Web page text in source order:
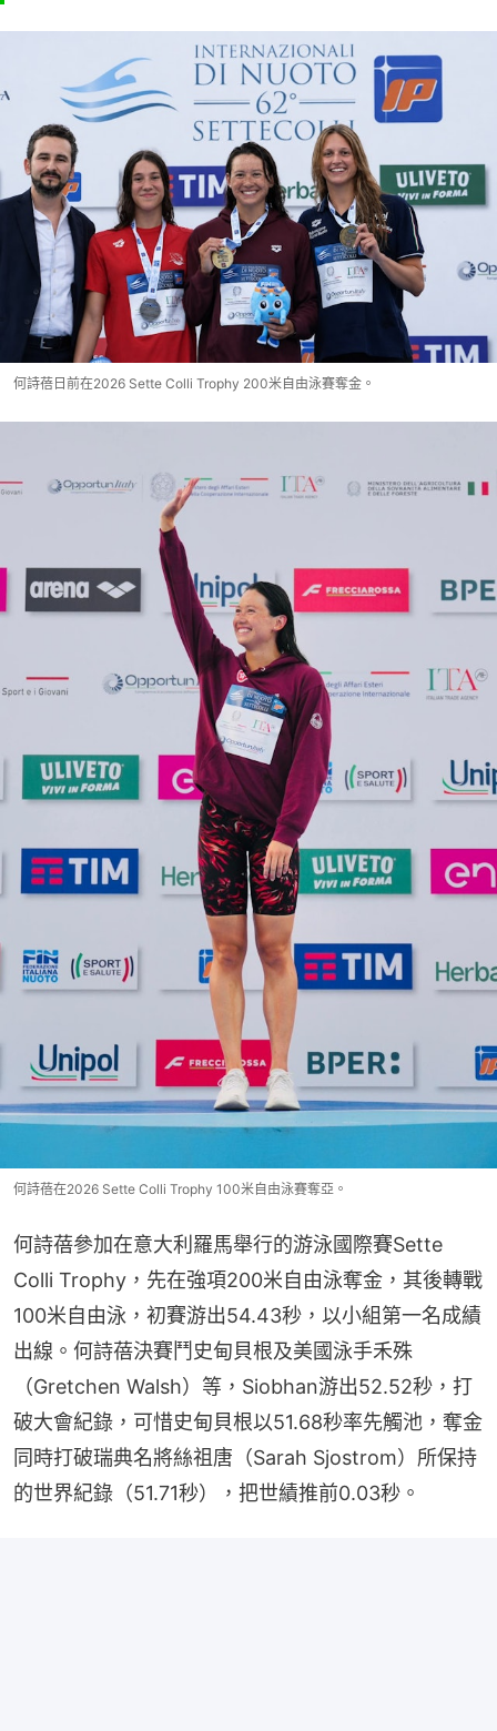
何詩蓓日前在2026 Sette Colli Trophy 200米自由泳賽奪金。
何詩蓓在2026 Sette Colli Trophy 100米自由泳賽奪亞。
何詩蓓參加在意大利羅馬舉行的游泳國際賽Sette
Colli Trophy，先在強項200米自由泳奪金，其後轉戰
100米自由泳，初賽游出54.43秒，以小組第一名成績
出線。何詩蓓決賽鬥史甸貝根及美國泳手禾殊
（Gretchen Walsh）等，Siobhan游出52.52秒，打
破大會紀錄，可惜史甸貝根以51.68秒率先觸池，奪金
同時打破瑞典名將絲祖唐（Sarah Sjostrom）所保持
的世界紀錄（51.71秒），把世績推前0.03秒。